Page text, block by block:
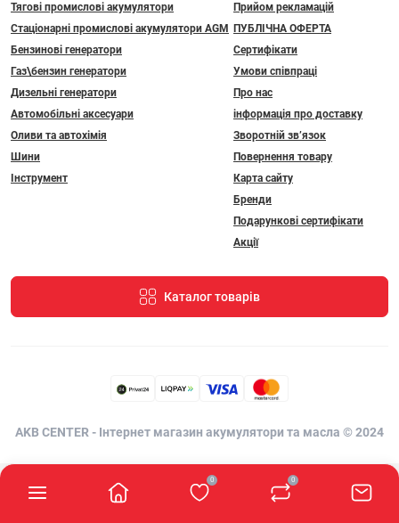
0 0
Тягові промислові акумулятори
Стаціонарні промислові акумулятори АGM
Бензинові генератори
Газ\бензин генератори
Дизельні генератори
Автомобільні аксесуари
Оливи та автохімія
Шини
Інструмент
Прийом рекламацій
ПУБЛІЧНА ОФЕРТА
Сертифікати
Умови співпраці
Про нас
інформація про доставку
Зворотній зв’язок
Повернення товару
Карта сайту
Бренди
Подарункові сертифікати
Акції
Каталог товарів
AKB CENTER - Інтернет магазин акумулятори та масла © 2024